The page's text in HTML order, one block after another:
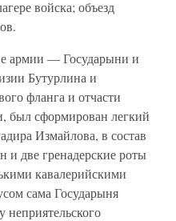
войска; объезд
армии — Государыни и
Бутурлина и
фланга и отчасти
был сформирован легкий
Измайлова, в состав
и две гренадерские роты
кавалерийскими
сама Государыня
неприятельского